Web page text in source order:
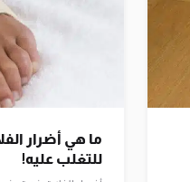
للتغلب عليه!